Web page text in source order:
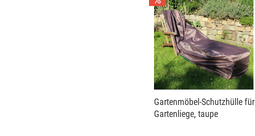
Gartenmöbel-Schutzhülle für
Gartenliege, taupe